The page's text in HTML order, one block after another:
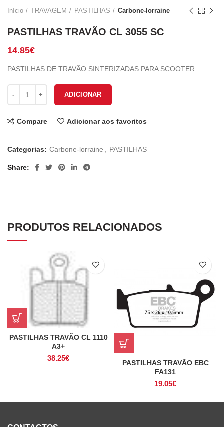
Início TRAVAGEM PASTILHAS Carbone-lorraine
PASTILHAS TRAVÃO CL 3055 SC
14.85€
PASTILHAS DE TRAVÃO SINTERIZADAS PARA SCOOTER
Quantidade de PASTILHAS TRAVÃO CL 3055 SC
ADICIONAR
Compare Adicionar aos favoritos
Categorias: Carbone-lorraine PASTILHAS
Share
PRODUTOS RELACIONADOS
PASTILHAS TRAVÃO CL 1110
A3+
38.25€
PASTILHAS TRAVÃO EBC
FA131
19.05€